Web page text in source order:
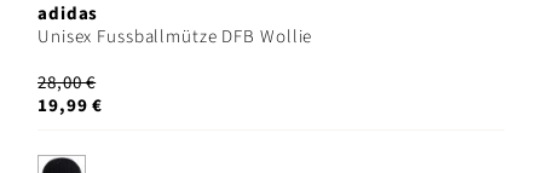
adidas
Unisex Fussballmütze DFB Wollie
28,00 €
19,99 €